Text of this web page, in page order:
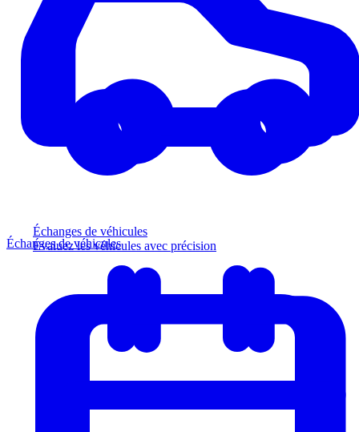
Échanges de véhicules
Évaluez les véhicules avec précision
Échanges de véhicules